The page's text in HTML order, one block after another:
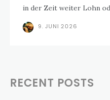
in der Zeit weiter Lohn
9. JUNI 2026
RECENT POSTS